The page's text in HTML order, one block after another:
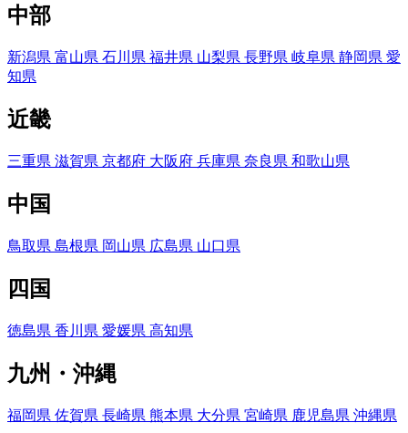
中部
新潟県 富山県 石川県 福井県 山梨県 長野県 岐阜県 静岡県 愛
知県
近畿
三重県 滋賀県 京都府 大阪府 兵庫県 奈良県 和歌山県
中国
鳥取県 島根県 岡山県 広島県 山口県
四国
徳島県 香川県 愛媛県 高知県
九州・沖縄
福岡県 佐賀県 長崎県 熊本県 大分県 宮崎県 鹿児島県 沖縄県